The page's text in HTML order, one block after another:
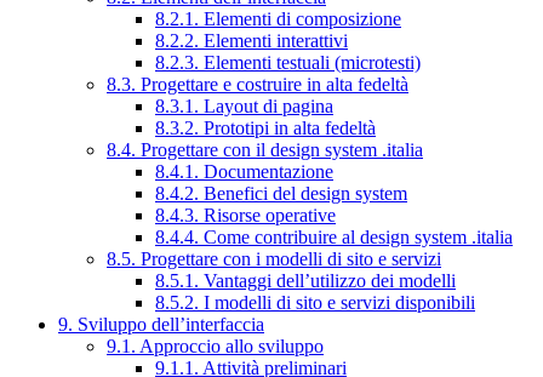
8.2.1. Elementi di composizione
8.2.2. Elementi interattivi
8.2.3. Elementi testuali (microtesti)
8.3. Progettare e costruire in alta fedeltà
8.3.1. Layout di pagina
8.3.2. Prototipi in alta fedeltà
8.4. Progettare con il design system .italia
8.4.1. Documentazione
8.4.2. Benefici del design system
8.4.3. Risorse operative
8.4.4. Come contribuire al design system .italia
8.5. Progettare con i modelli di sito e servizi
8.5.1. Vantaggi dell’utilizzo dei modelli
8.5.2. I modelli di sito e servizi disponibili
9. Sviluppo dell’interfaccia
9.1. Approccio allo sviluppo
9.1.1. Attività preliminari